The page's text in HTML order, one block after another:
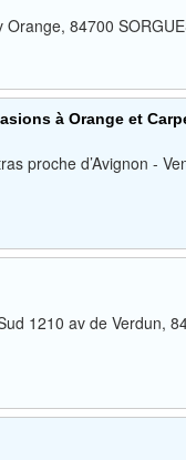
84700
à Orange et
proche d’Avignon -
1210 av de Verdun,